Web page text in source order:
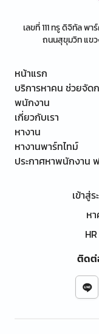
เลขที่ 111 ทรู ดิจิทัล พ
ถนนสุขุมวิท แขว
หน้าแรก
บริการหาคน ช่วยจัด
พนักงาน
เกี่ยวกับเรา
หางาน
หางานพาร์ทไทม์
ประกาศหาพนักงาน
เข้าสู่
ห
ติดต่